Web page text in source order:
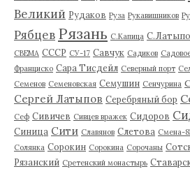
Великий Рудаков Руза Рукавишников
Рябцев Рязань С.Капица
СВЕМА СССР СУ-17 Савчук Садиков
Франциско Сара Тисдейл Северный порт
Семенов Семеновская Семушин Сенчурина
Сергей Латыпов Серебряный бор
Сеф Сивичев Сивцев вражек Сидоров
Синица Сити Славянов Слетова Смена-
Солянка Сорокин Сорокина Сорочаны
Рязанский Сретенский монастырь